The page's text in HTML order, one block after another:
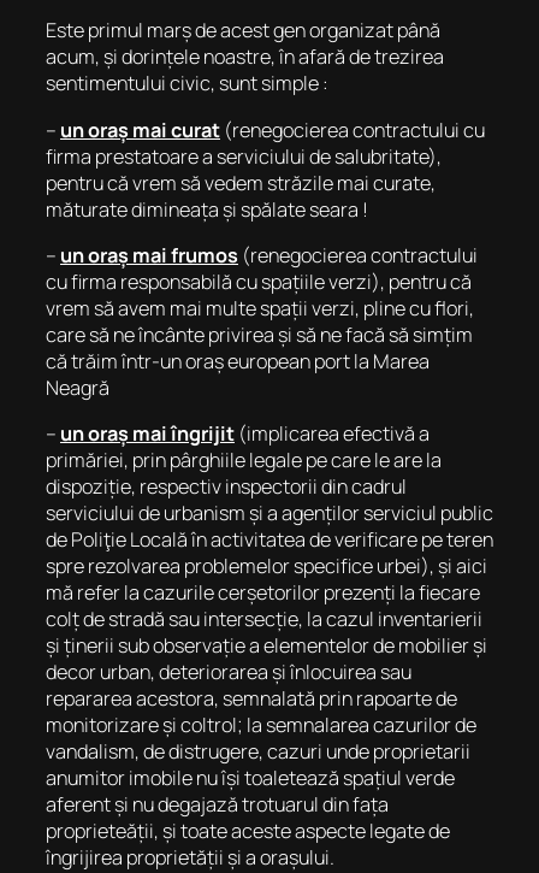
Este primul marș de acest gen organizat până
acum, și dorințele noastre, în afară de trezirea
sentimentului civic, sunt simple :
– un oraș mai curat (renegocierea contractului cu
firma prestatoare a serviciului de salubritate),
pentru că vrem să vedem străzile mai curate,
măturate dimineața și spălate seara !
– un oraș mai frumos (renegocierea contractului
cu firma responsabilă cu spațiile verzi), pentru că
vrem să avem mai multe spații verzi, pline cu flori,
care să ne încânte privirea și să ne facă să simțim
că trăim într-un oraș european port la Marea
Neagră
– un oraș mai îngrijit (implicarea efectivă a
primăriei, prin pârghiile legale pe care le are la
dispoziție, respectiv inspectorii din cadrul
serviciului de urbanism și a agenților serviciul public
de Poliţie Locală în activitatea de verificare pe teren
spre rezolvarea problemelor specifice urbei), și aici
mă refer la cazurile cerșetorilor prezenți la fiecare
colț de stradă sau intersecție, la cazul inventarierii
și ținerii sub observație a elementelor de mobilier și
decor urban, deteriorarea și înlocuirea sau
repararea acestora, semnalată prin rapoarte de
monitorizare și coltrol; la semnalarea cazurilor de
vandalism, de distrugere, cazuri unde proprietarii
anumitor imobile nu își toaletează spațiul verde
aferent și nu degajază trotuarul din fața
proprieteății, și toate aceste aspecte legate de
îngrijirea proprietății și a orașului.